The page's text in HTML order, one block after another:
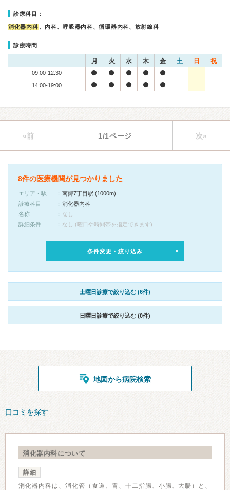
診療科目：
消化器内科 、内科、呼吸器内科、循環器内科、放射線科
診療時間
月 火 水 木 金 土 日 祝
09:00-12:30
14:00-19:00
«前 1/1ページ 次»
8件の医療機関が見つかりました
エリア・駅
南郷7丁目駅 (1000m)
診療科目
消化器内科
名称
なし
詳細条件
なし (曜日や時間帯を指定できます)
条件変更・絞り込み
土曜日診療で絞り込む (6件)
日曜日診療で絞り込む (0件)
地図から病院検索
口コミを探す
消化器内科について
詳細
消化器内科は、消化管（食道、胃、十二指腸、小腸、大腸）と、